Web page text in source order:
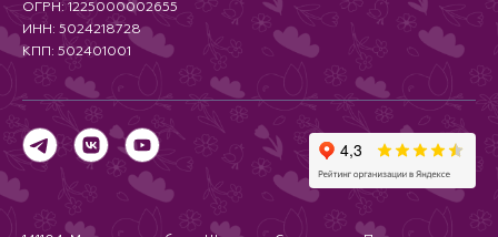
ОГРН: 1225000002655
ИНН: 5024218728
КПП: 502401001